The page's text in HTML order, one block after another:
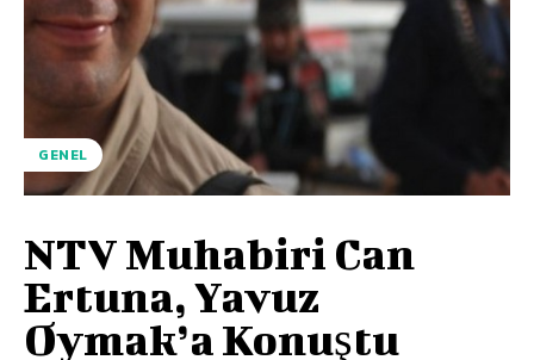
GENEL
NTV Muhabiri Can
Ertuna, Yavuz
Oymak’a Konuştu